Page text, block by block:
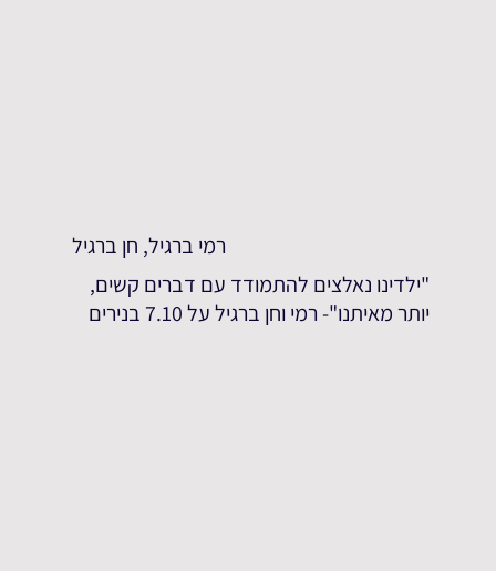
רמי ברגיל, חן ברגיל
"ילדינו נאלצים להתמודד עם דברים קשים,
יותר מאיתנו"- רמי וחן ברגיל על 7.10 בנירים